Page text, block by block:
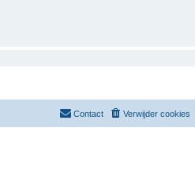
Verwijder cookies
Contact